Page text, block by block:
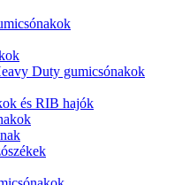
Duty gumicsónakok
és RIB hajók